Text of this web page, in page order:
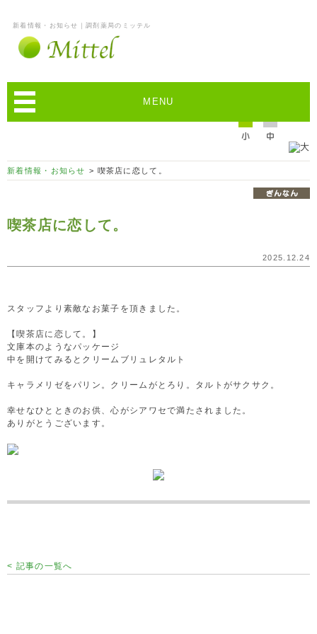
新着情報・お知らせ｜調剤薬局のミッテル
MENU
新着情報・お知らせ > 喫茶店に恋して。
喫茶店に恋して。
2025.12.24
スタッフより素敵なお菓子を頂きました。
【喫茶店に恋して。】
文庫本のようなパッケージ
中を開けてみるとクリームブリュレタルト
キャラメリゼをパリン。クリームがとろり。タルトがサクサク。
幸せなひとときのお供、心がシアワセで満たされました。
ありがとうございます。
< 記事の一覧へ